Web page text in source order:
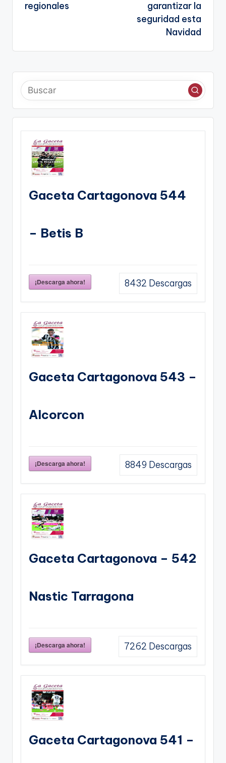
regionales
garantizar la
seguridad esta
Navidad
Gaceta Cartagonova 544
– Betis B
¡Descarga ahora! 8432 Descargas
Gaceta Cartagonova 543 –
Alcorcon
¡Descarga ahora! 8849 Descargas
Gaceta Cartagonova – 542
Nastic Tarragona
¡Descarga ahora! 7262 Descargas
Gaceta Cartagonova 541 –